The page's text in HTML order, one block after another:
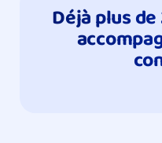
Déjà plus